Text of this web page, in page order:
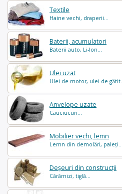
Textile
Haine vechi, draperii...
Baterii, acumulatori
Baterii auto, Li-Ion...
Ulei uzat
Ulei de motor, ulei de gătit...
Anvelope uzate
Cauciucuri...
Mobilier vechi, lemn
Lemn din demolări, paleți...
Deșeuri din construcții
Cărămizi, tiglă...